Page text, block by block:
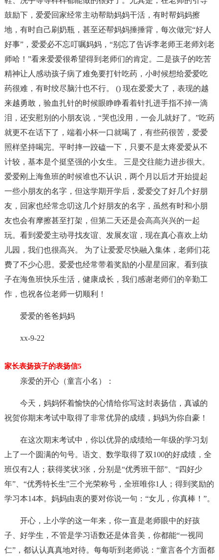
鼓励下，爱爱回家经常主动帮助妈妈干活，有时帮妈妈擦
地，有时自己刷奶瓶，甚至还帮妈妈捶捶背，每次做完“好人
好事”，爱爱必不忘叮嘱妈妈，“别忘了告诉李老师王老师刘老
师哈！”看来爱爱很希望得到老师们的肯定。二是孩子的吃苦
精神让人感动孩子病了难免要打针吃药，小时候想给爱爱吃
药很难，有时绞尽脑汁也不行。 () 现在爱爱大了，表现的越
来越勇敢，验血扎针的时候眼睁睁看着针扎进手指不掉一滴
泪，还安慰别的小朋友说，“哭也没用，一会儿就好了。”吃药
就更不在话下了，端着小杯一口就喝了，有些药很苦，爱爱
照样坚持喝完。平时摔一跤磕一下，只要不是太疼爱爱从不
计较，基本是个挺坚强的小女生。 三是交往能力进步很大。
爱爱刚上海鱼班的时候谁也不认识，两个月以后才开始提起
一些小朋友的名字，但这学期开学后，爱爱交了好几个好朋
友，回家也经常念叨这几个好朋友的名字，虽然有时和小朋
友也会有摩擦甚至打架，但第二天还是会高高兴兴的一起
玩。看到爱爱主动寻找友谊、发展友谊，现在真心喜欢上幼
儿园，我们也很高兴。 为了让爱爱尽快融入集体，老师们花
费了不少心思。爱爱也经常带着奖励的小星星回家。看到孩
子在海鱼班快乐生活，健康成长，我们感谢老师们的辛勤工
作，也祝各位老师一切顺利！
爱爱的爸爸妈妈
xx-9-22
家长表扬孩子的表扬信5
亲爱的开心（童言小名）：
今天，妈妈怀着愉快的心情给你写这封表扬信，真诚的
祝贺你期末考试中取得了非常优异的成绩，妈妈为你自豪！
在这次期末考试中，你以优异的成绩给一年级的学习划
上了一个圆满的句号。语文、数学取得了双100的好成绩，全
班仅有2人；获得奖状3张，分别是“优秀班干部”、“四好少
年”、“优秀特长生”三个光荣称号，全班唯你1人；得到奖励的
学习本14本。妈妈由衷的要对你说一句：“女儿，你真棒！”。
开心，上小学的这一年来，你一直是老师眼中的好孩
子、好学生，不管是学习语数还是体音美，你都能“一视同
仁”，都认认真真地对待。每每听到老师说：“童言各个方面都